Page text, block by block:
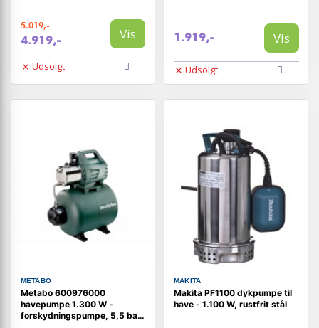
5.019,-
4.919,- Vis
Udsolgt
1.919,- Vis
Udsolgt
METABO
Metabo 600976000
havepumpe 1.300 W -
forskydningspumpe, 5,5 bar,
MAKITA
Makita PF1100 dykpumpe til
have - 1.100 W, rustfrit stål